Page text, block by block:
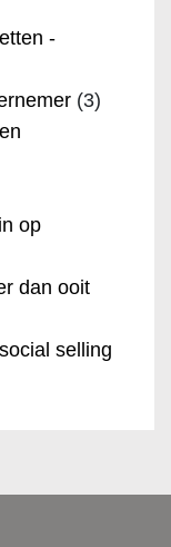
-
(3)
op
dan ooit
selling